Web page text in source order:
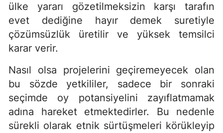
ülke yararı gözetilmeksizin karşı tarafın
evet dediğine hayır demek suretiyle
çözümsüzlük üretilir ve yüksek temsilci
karar verir.
Nasıl olsa projelerini geçiremeyecek olan
bu sözde yetkililer, sadece bir sonraki
seçimde oy potansiyelini zayıflatmamak
adına hareket etmektedirler. Bu nedenle
sürekli olarak etnik sürtüşmeleri körükleyip